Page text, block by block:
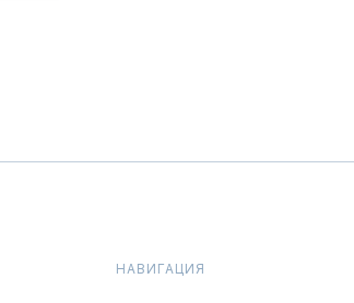
НАВИГАЦИЯ